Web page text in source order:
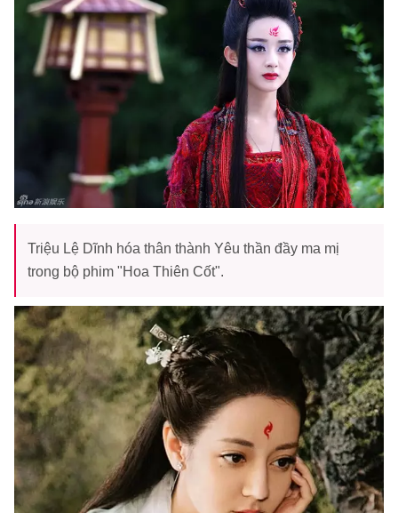
Triệu Lệ Dĩnh hóa thân thành Yêu thần đầy ma mị
trong bộ phim "Hoa Thiên Cốt".